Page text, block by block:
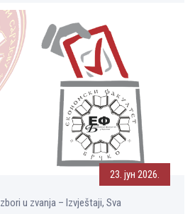
23. јун 2026.
Izbori u zvanja – Izvještaji, Sva